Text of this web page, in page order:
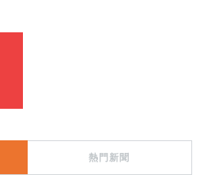
熱門新聞